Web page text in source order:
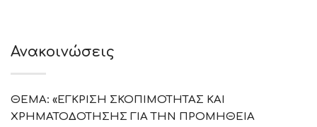
Ανακοινώσεις
ΘΕΜΑ: «ΕΓΚΡΙΣΗ ΣΚΟΠΙΜΟΤΗΤΑΣ ΚΑΙ
ΧΡΗΜΑΤΟΔΟΤΗΣΗΣ ΓΙΑ ΤΗΝ ΠΡΟΜΗΘΕΙΑ